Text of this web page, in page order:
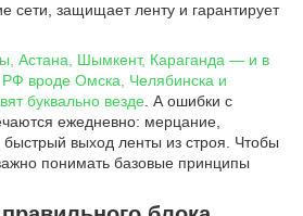
сети, защищает ленту и гарантирует
Астана, Шымкент, Караганда — и в
РФ вроде Омска, Челябинска и
буквально везде. А ошибки с
ежедневно: мерцание,
быстрый выход ленты из строя. Чтобы
понимать базовые принципы